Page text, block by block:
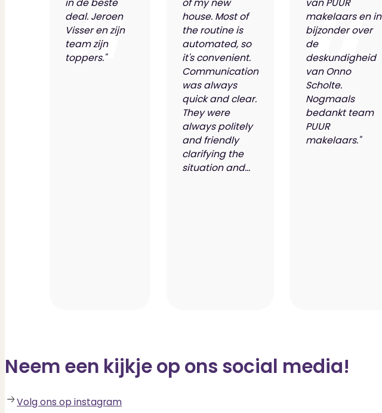
in de beste
deal. Jeroen
Visser en zijn
team zijn
toppers."
of my new
house. Most of
the routine is
automated, so
it's convenient.
Communication
was always
quick and clear.
They were
always politely
and friendly
clarifying the
situation and...
van PUUR
makelaars en in
bijzonder over
de
deskundigheid
van Onno
Scholte.
Nogmaals
bedankt team
PUUR
makelaars."
Neem een kijkje op ons social media!
Volg ons op instagram